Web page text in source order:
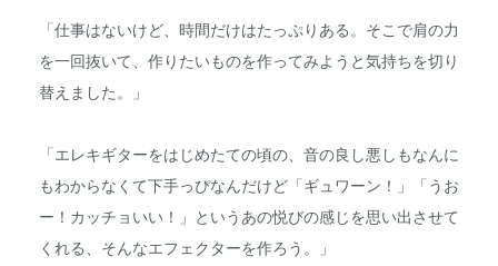
「仕事はないけど、時間だけはたっぷりある。そこで肩の力
を一回抜いて、作りたいものを作ってみようと気持ちを切り
替えました。」
「エレキギターをはじめたての頃の、音の良し悪しもなんに
もわからなくて下手っぴなんだけど「ギュワーン！」「うお
ー！カッチョいい！」というあの悦びの感じを思い出させて
くれる、そんなエフェクターを作ろう。」